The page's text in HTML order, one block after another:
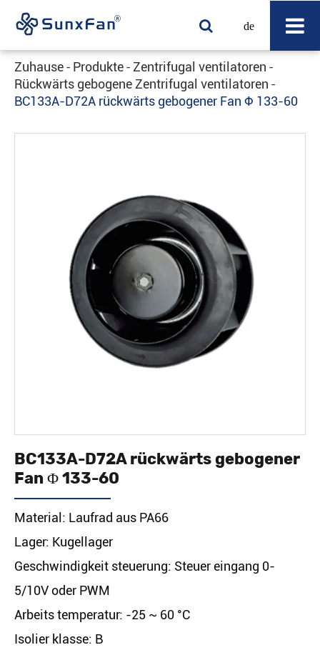
de
Zuhause Produkte
Zentrifugal ventilatoren
Rückwärts gebogene Zentrifugal ventilatoren
BC133A-D72A rückwärts gebogener Fan Φ 133-60
BC133A-D72A rückwärts gebogener
Fan Φ 133-60
Material: Laufrad aus PA66
Lager: Kugellager
Geschwindigkeit steuerung: Steuer eingang 0-
5/10V oder PWM
Arbeits temperatur: -25 ~ 60 °C
Isolier klasse: B